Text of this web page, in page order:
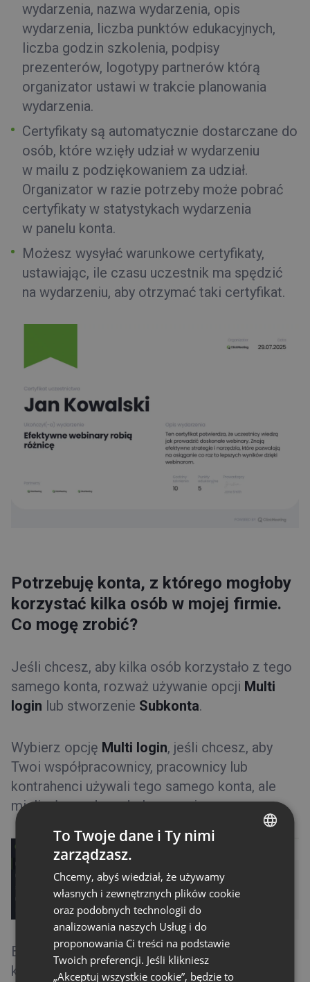
wydarzenia, nazwa wydarzenia, opis
wydarzenia, liczba punktów edukacyjnych,
liczba godzin szkolenia, podpisy
prezenterów, logotypy partnerów którą
organizator ustawi w trakcie planowania
wydarzenia.
Certyfikaty są automatycznie dostarczane do
osób, które wzięły udział w wydarzeniu
w mailu z podziękowaniem za udział.
Organizator w razie potrzeby może pobrać
certyfikaty w statystykach wydarzenia
w panelu konta.
Możesz wysyłać warunkowe certyfikaty,
ustawiając, ile czasu uczestnik ma spędzić
na wydarzeniu, aby otrzymać taki certyfikat.
Potrzebuję konta, z którego mogłoby
korzystać kilka osób w mojej firmie.
Co mogę zrobić?
Jeśli chcesz, aby kilka osób korzystało z tego
samego konta, rozważ używanie opcji Multi
login lub stworzenie Subkonta.
Wybierz opcję Multi login, jeśli chcesz, aby
Twoi współpracownicy, pracownicy lub
kontrahenci używali tego samego konta, ale
mieli własne dane do logowania.
Będą oni mogli zalogować się do głównego
konta oraz tworzyć i organizować własne
FRENCH
RUSSIAN
SPANISH
To Twoje dane i Ty nimi
zarządzasz.
Chcemy, abyś wiedział, że używamy
własnych i zewnętrznych plików cookie
oraz podobnych technologii do
analizowania naszych Usług i do
proponowania Ci treści na podstawie
Twoich preferencji. Jeśli klikniesz
„Akceptuj wszystkie cookie”, będzie to